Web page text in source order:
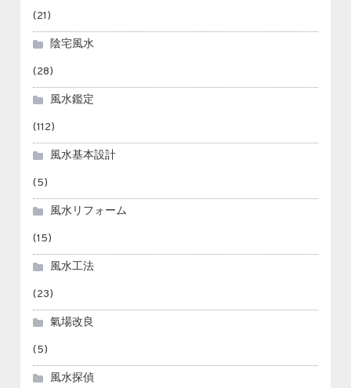
(21)
陰宅風水
(28)
風水鑑定
(112)
風水基本設計
(5)
風水リフォーム
(15)
風水工法
(23)
氣場改良
(5)
風水探偵